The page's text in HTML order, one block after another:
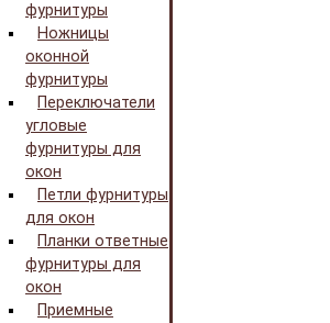
фурнитуры
Ножницы
оконной
фурнитуры
Переключатели
угловые
фурнитуры для
окон
Петли фурнитуры
для окон
Планки ответные
фурнитуры для
окон
Приемные